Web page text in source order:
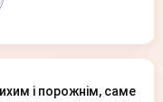
і порожнім, саме